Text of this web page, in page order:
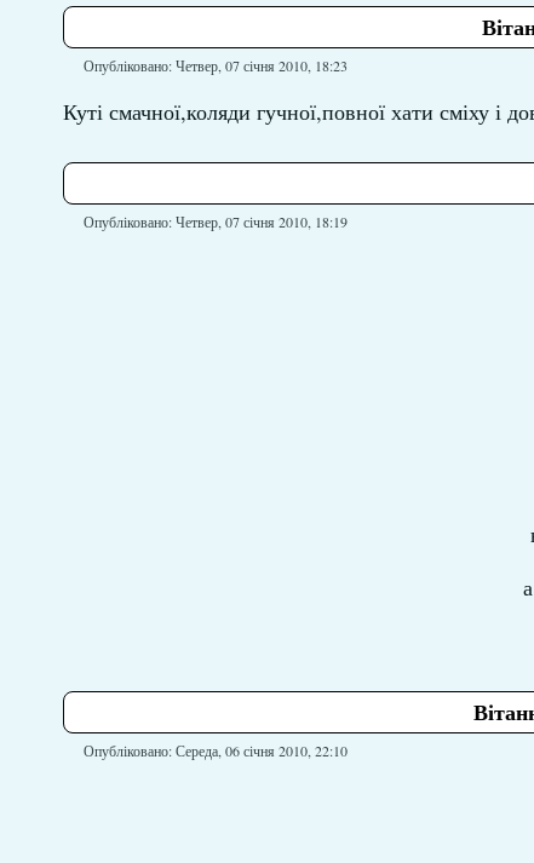
Опубліковано: Четвер, 07 січня 2010, 18:23
Куті смачної,коляди гучної,повної хати сміху і
Опубліковано: Четвер, 07 січня 2010, 18:19
Опубліковано: Середа, 06 січня 2010, 22:10